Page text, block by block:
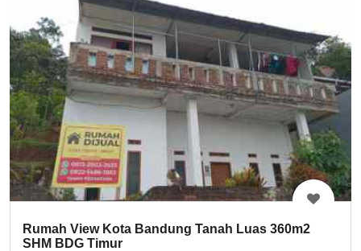
Rumah View Kota Bandung Tanah Luas 360m2
SHM BDG Timur